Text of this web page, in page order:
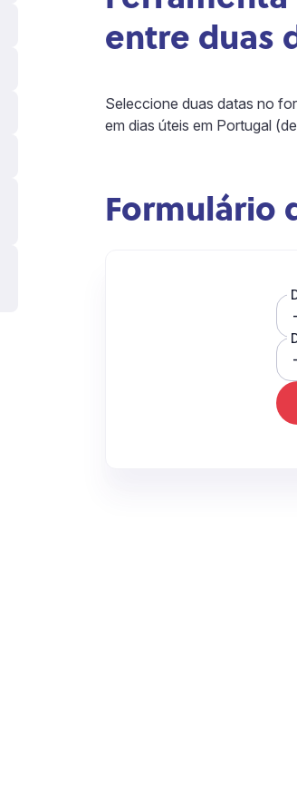
entre duas
Seleccione duas datas no
em dias úteis em Portugal
Formulário